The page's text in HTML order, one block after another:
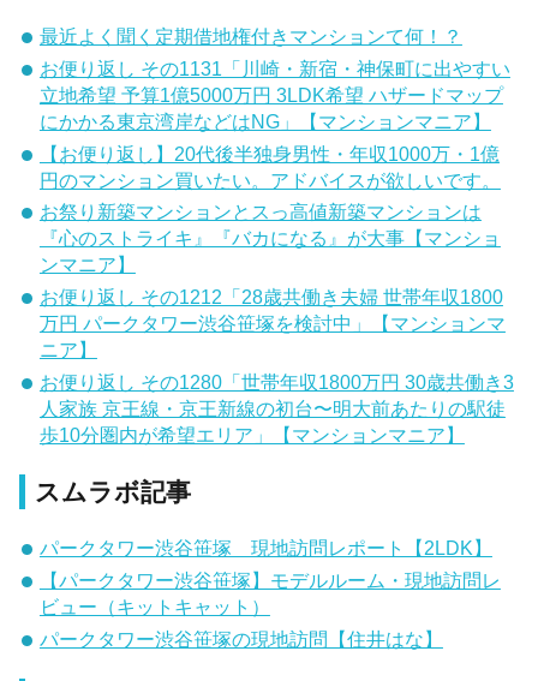
最近よく聞く定期借地権付きマンションて何！？
お便り返し その1131「川崎・新宿・神保町に出やすい
立地希望 予算1億5000万円 3LDK希望 ハザードマップ
にかかる東京湾岸などはNG」【マンションマニア】
【お便り返し】20代後半独身男性・年収1000万・1億
円のマンション買いたい。アドバイスが欲しいです。
お祭り新築マンションとスっ高値新築マンションは
『心のストライキ』『バカになる』が大事【マンショ
ンマニア】
お便り返し その1212「28歳共働き夫婦 世帯年収1800
万円 パークタワー渋谷笹塚を検討中」【マンションマ
ニア】
お便り返し その1280「世帯年収1800万円 30歳共働き3
人家族 京王線・京王新線の初台〜明大前あたりの駅徒
歩10分圏内が希望エリア」【マンションマニア】
スムラボ記事
パークタワー渋谷笹塚 現地訪問レポート【2LDK】
【パークタワー渋谷笹塚】モデルルーム・現地訪問レ
ビュー（キットキャット）
パークタワー渋谷笹塚の現地訪問【住井はな】